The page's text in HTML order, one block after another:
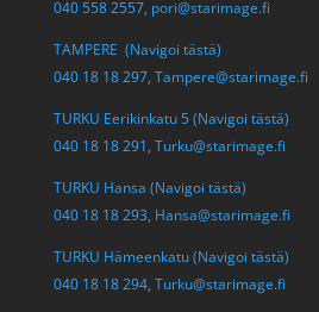
040 558 2557, pori@starimage.fi
TAMPERE (Navigoi tästä)
040 18 18 297, Tampere@starimage.fi
TURKU Eerikinkatu 5 (Navigoi tästä)
040 18 18 291, Turku@starimage.fi
TURKU Hansa (Navigoi tästä)
040 18 18 293, Hansa@starimage.fi
TURKU Hämeenkatu (Navigoi tästä)
040 18 18 294, Turku@starimage.fi